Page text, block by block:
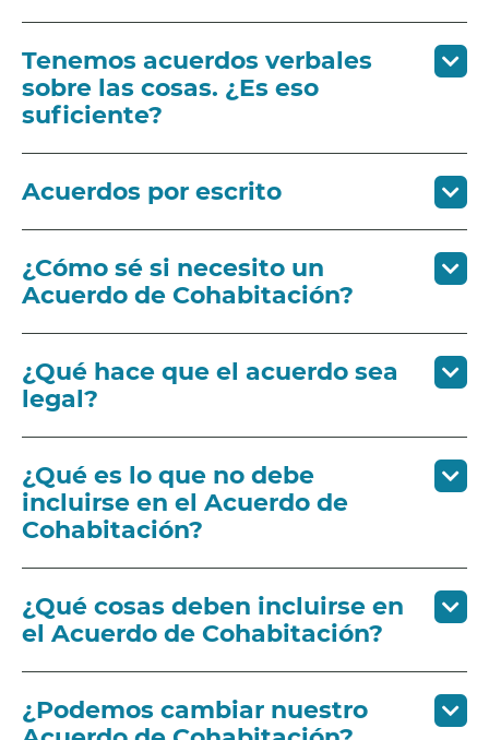
Tenemos acuerdos verbales
sobre las cosas. ¿Es eso
suficiente?
Acuerdos por escrito
¿Cómo sé si necesito un
Acuerdo de Cohabitación?
¿Qué hace que el acuerdo sea
legal?
¿Qué es lo que no debe
incluirse en el Acuerdo de
Cohabitación?
¿Qué cosas deben incluirse en
el Acuerdo de Cohabitación?
¿Podemos cambiar nuestro